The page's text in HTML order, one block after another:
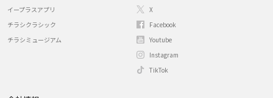
イープラスアプリ
チラシクラシック
チラシミュージアム
X
Facebook
Youtube
Instagram
TikTok